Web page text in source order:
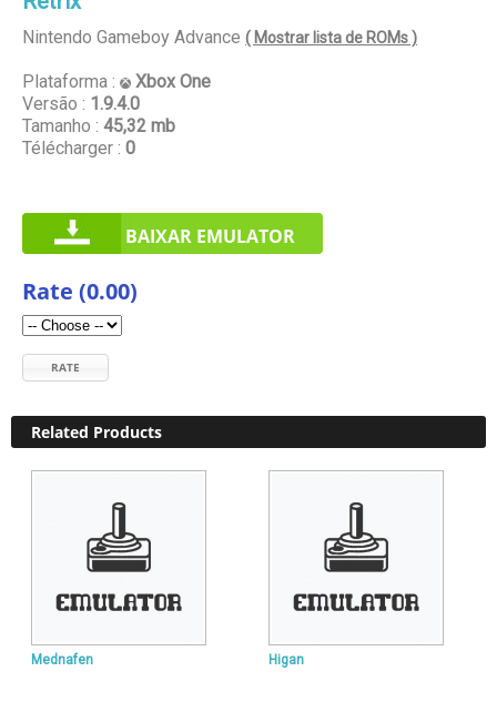
Nintendo Gameboy Advance ( Mostrar lista de ROMs )
Plataforma :
Xbox One
Versão : 1.9.4.0
Tamanho : 45,32 mb
Télécharger : 0
BAIXAR EMULATOR
Rate (0.00)
RATE
Related Products
Mednafen Higan